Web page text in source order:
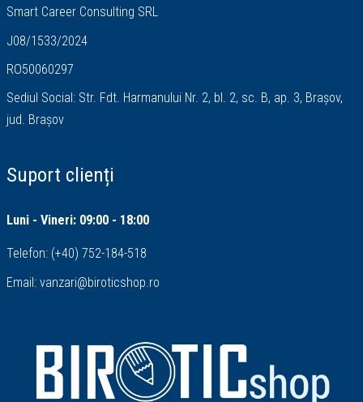
Smart Career Consulting SRL
J08/1533/2024
RO50060297
Sediul Social: Str. Fdt. Harmanului Nr. 2, bl. 2, sc. B, ap. 3, Brașov,
jud. Brașov
Suport clienți
Luni - Vineri: 09:00 - 18:00
Telefon: (+40) 752-184-518
Email: vanzari@biroticshop.ro